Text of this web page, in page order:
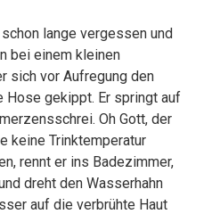
lange vergessen und
bei einem kleinen
sich vor Aufregung den
Hose gekippt. Er springt auf
Oh Gott, der
keine Trinktemperatur
rennt er ins Badezimmer,
dreht den Wasserhahn
auf die verbrühte Haut